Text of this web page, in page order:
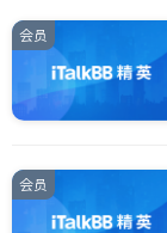
会员
会员